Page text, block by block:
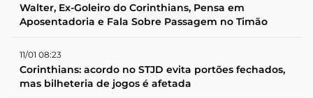
Walter, Ex-Goleiro do Corinthians, Pensa em
Aposentadoria e Fala Sobre Passagem no Timão
11/01 08:23
Corinthians: acordo no STJD evita portões fechados,
mas bilheteria de jogos é afetada